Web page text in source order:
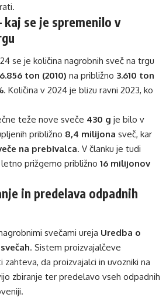
kaj se je spremenilo v
se je količina nagrobnih sveč na trgu
6.856 ton (2010) na približno 3.610 ton
. Količina v 2024 je blizu ravni 2023, ko
teže nove sveče 430 g je bilo v
približno 8,4 milijona sveč, kar
na prebivalca. V članku je tudi
prižgemo približno 16 milijonov
in predelava odpadnih
svečami ureja Uredba o
. Sistem proizvajalčeve
da proizvajalci in uvozniki na
zbiranje ter predelavo vseh odpadnih